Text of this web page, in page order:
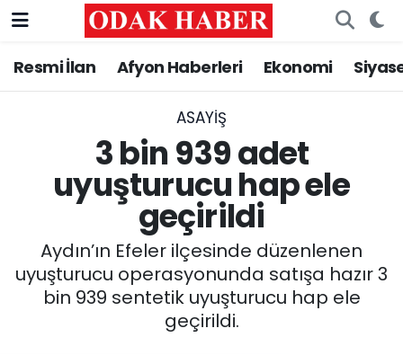
Resmi İlan Afyon Haberleri Ekonomi
ASAYİŞ
3 bin 939 adet
uyuşturucu hap ele
geçirildi
Aydın’ın Efeler ilçesinde düzenlenen
uyuşturucu operasyonunda satışa hazır 3
bin 939 sentetik uyuşturucu hap ele
geçirildi.
AFYONKARAHİSAR HABERLERİ
ASAYİŞ
GÜNCEL
SİYASET
EĞİTİM
Nöbetçi Eczaneler
Trafik Durumu
Süper Lig Puan Durumu ve Fikstür
Tüm Manşetler
Son Dakika Haberleri